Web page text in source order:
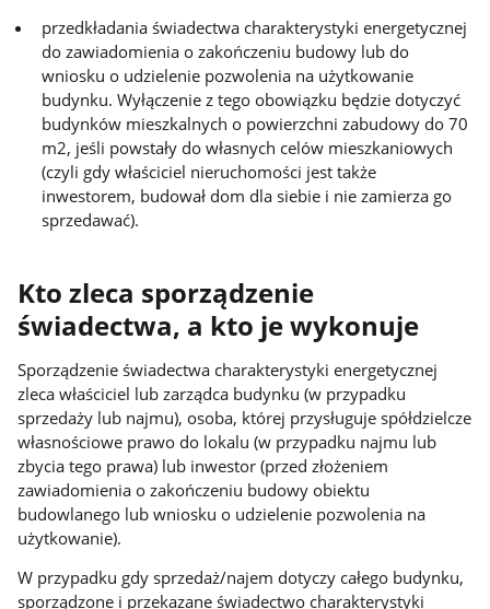
przedkładania świadectwa charakterystyki energetycznej
do zawiadomienia o zakończeniu budowy lub do
wniosku o udzielenie pozwolenia na użytkowanie
budynku. Wyłączenie z tego obowiązku będzie dotyczyć
budynków mieszkalnych o powierzchni zabudowy do 70
m2, jeśli powstały do własnych celów mieszkaniowych
(czyli gdy właściciel nieruchomości jest także
inwestorem, budował dom dla siebie i nie zamierza go
sprzedawać).
Kto zleca sporządzenie
świadectwa, a kto je wykonuje
Sporządzenie świadectwa charakterystyki energetycznej
zleca właściciel lub zarządca budynku (w przypadku
sprzedaży lub najmu), osoba, której przysługuje spółdzielcze
własnościowe prawo do lokalu (w przypadku najmu lub
zbycia tego prawa) lub inwestor (przed złożeniem
zawiadomienia o zakończeniu budowy obiektu
budowlanego lub wniosku o udzielenie pozwolenia na
użytkowanie).
W przypadku gdy sprzedaż/najem dotyczy całego budynku,
sporządzone i przekazane świadectwo charakterystyki